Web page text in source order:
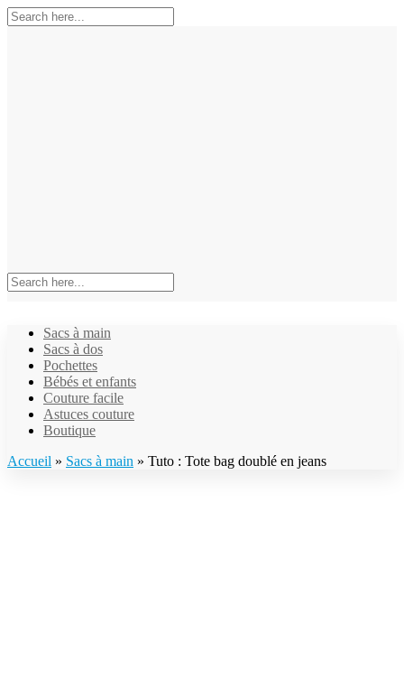
Sacs à main
Sacs à dos
Pochettes
Bébés et enfants
Couture facile
Astuces couture
Boutique
Accueil » Sacs à main » Tuto : Tote bag doublé en jeans